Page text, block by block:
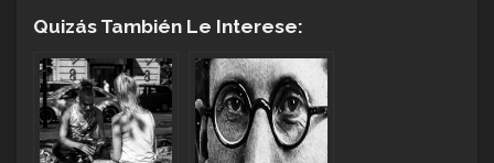
Quizás También Le Interese: